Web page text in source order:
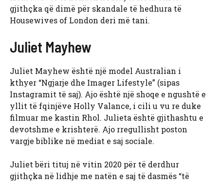
gjithçka që dimë për skandale të hedhura të
Housewives of London deri më tani.
Juliet Mayhew
Juliet Mayhew është një model Australian i
kthyer “Ngjarje dhe Imager Lifestyle” (sipas
Instagramit të saj). Ajo është një shoqe e ngushtë e
yllit të fqinjëve Holly Valance, i cili u vu re duke
filmuar me kastin Rhol. Julieta është gjithashtu e
devotshme e krishterë. Ajo rregullisht poston
vargje biblike në mediat e saj sociale.
Juliet bëri tituj në vitin 2020 për të derdhur
gjithçka në lidhje me natën e saj të dasmës “të